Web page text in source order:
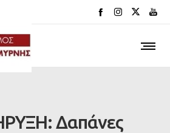
Δαπάνες